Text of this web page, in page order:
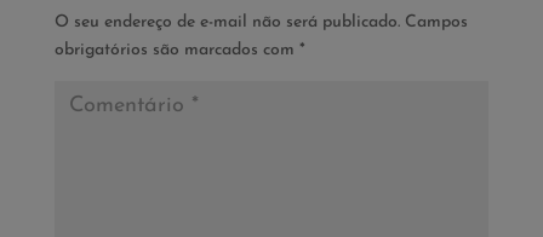
O seu endereço de e-mail não será publicado. Campos
obrigatórios são marcados com *